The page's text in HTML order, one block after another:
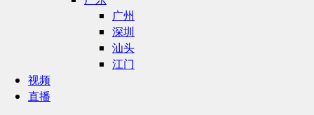
广州
深圳
汕头
江门
视频
直播